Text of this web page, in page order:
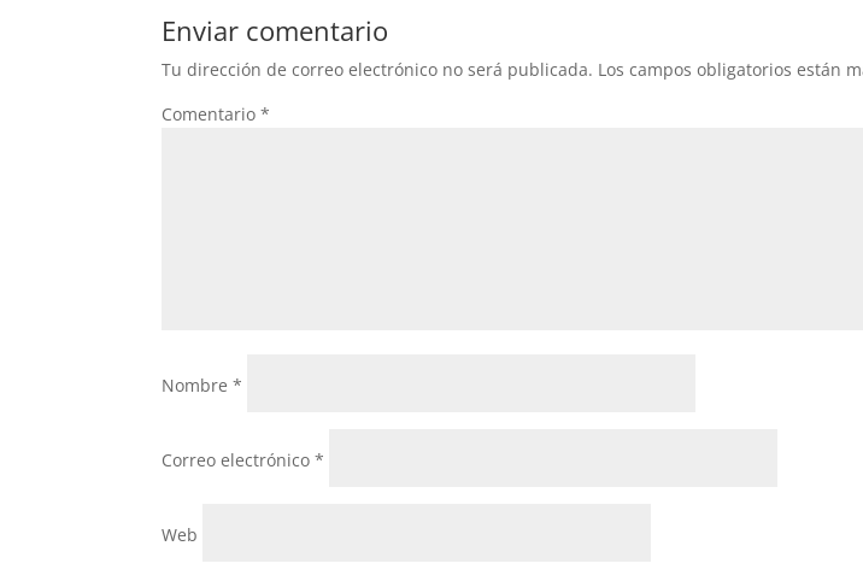
Enviar comentario
Tu dirección de correo electrónico no será publicada. Los campos obligatorios están
Comentario*
Nombre*
Correo electrónico*
Web